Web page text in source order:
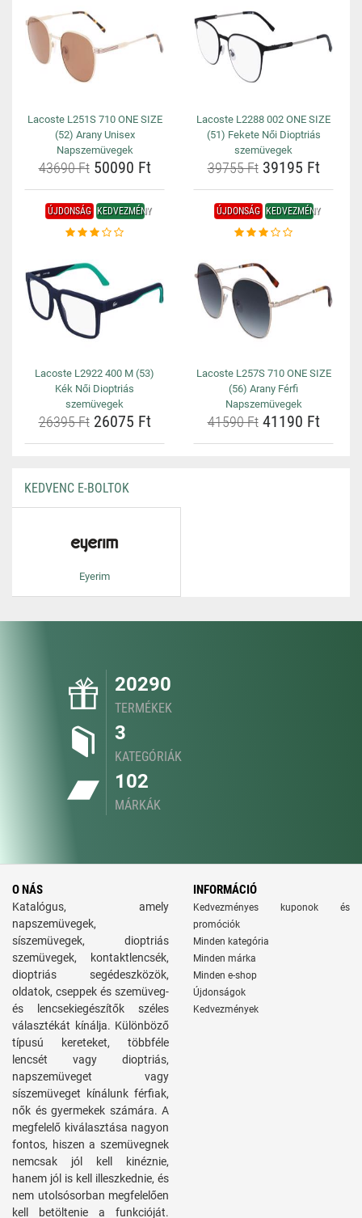
Lacoste L251S 710 ONE SIZE
(52) Arany Unisex
Napszemüvegek
43690 Ft50090 Ft
Lacoste L2288 002 ONE SIZE
(51) Fekete Női Dioptriás
szemüvegek
39755 Ft39195 Ft
ÚJDONSÁG KEDVEZMÉNY
Lacoste L2922 400 M (53)
Kék Női Dioptriás
szemüvegek
26395 Ft26075 Ft
ÚJDONSÁG KEDVEZMÉNY
Lacoste L257S 710 ONE SIZE
(56) Arany Férfi
Napszemüvegek
41590 Ft41190 Ft
KEDVENC E-BOLTOK
Eyerim
20290
TERMÉKEK
3
KATEGÓRIÁK
102
MÁRKÁK
O NÁS
Katalógus, amely
napszemüvegek,
síszemüvegek, dioptriás
szemüvegek, kontaktlencsék,
dioptriás segédeszközök,
oldatok, cseppek és szemüveg-
és lencsekiegészítők széles
választékát kínálja. Különböző
típusú kereteket, többféle
lencsét vagy dioptriás,
napszemüveget vagy
síszemüveget kínálunk férfiak,
nők és gyermekek számára. A
megfelelő kiválasztása nagyon
fontos, hiszen a szemüvegnek
nemcsak jól kell kinéznie,
hanem jól is kell illeszkednie, és
nem utolsósorban megfelelően
kell betöltenie a funkcióját.
INFORMÁCIÓ
Kedvezményes kuponok és
promóciók
Minden kategória
Minden márka
Minden e-shop
Újdonságok
Kedvezmények